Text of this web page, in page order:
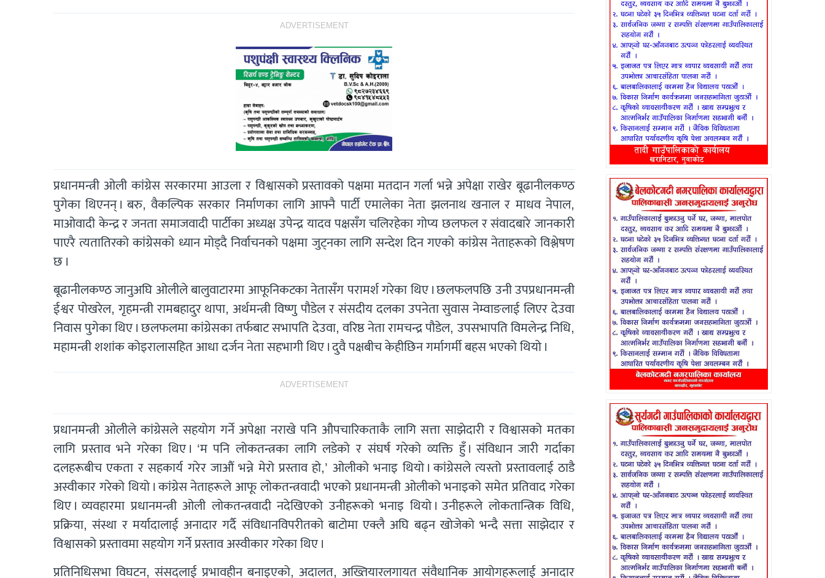
ADVERTISEMENT
प्रधानमन्त्री ओली कांग्रेस सरकारमा आउला र विश्वासको प्रस्तावको पक्षमा मतदान गर्ला भन्ने अपेक्षा राखेर बूढानीलकण्ठ
पुगेका थिएनन् । बरु, वैकल्पिक सरकार निर्माणका लागि आफ्नै पार्टी एमालेका नेता झलनाथ खनाल र माधव नेपाल,
माओवादी केन्द्र र जनता समाजवादी पार्टीका अध्यक्ष उपेन्द्र यादव पक्षसँग चलिरहेका गोप्य छलफल र संवादबारे जानकारी
पाएरै त्यतातिरको कांग्रेसको ध्यान मोड्दै निर्वाचनको पक्षमा जुट्नका लागि सन्देश दिन गएको कांग्रेस नेताहरूको विश्लेषण
छ ।
बूढानीलकण्ठ जानुअघि ओलीले बालुवाटारमा आफूनिकटका नेतासँग परामर्श गरेका थिए । छलफलपछि उनी उपप्रधानमन्त्री
ईश्वर पोखरेल, गृहमन्त्री रामबहादुर थापा, अर्थमन्त्री विष्णु पौडेल र संसदीय दलका उपनेता सुवास नेम्वाङलाई लिएर देउवा
निवास पुगेका थिए । छलफलमा कांग्रेसका तर्फबाट सभापति देउवा, वरिष्ठ नेता रामचन्द्र पौडेल, उपसभापति विमलेन्द्र निधि,
महामन्त्री शशांक कोइरालासहित आधा दर्जन नेता सहभागी थिए । दुवै पक्षबीच केहीछिन गर्मागर्मी बहस भएको थियो ।
ADVERTISEMENT
प्रधानमन्त्री ओलीले कांग्रेसले सहयोग गर्ने अपेक्षा नराखे पनि औपचारिकताकै लागि सत्ता साझेदारी र विश्वासको मतका
लागि प्रस्ताव भने गरेका थिए । ‘म पनि लोकतन्त्रका लागि लडेको र संघर्ष गरेको व्यक्ति हुँ । संविधान जारी गर्दाका
दलहरूबीच एकता र सहकार्य गरेर जाऔं भन्ने मेरो प्रस्ताव हो,’ ओलीको भनाइ थियो । कांग्रेसले त्यस्तो प्रस्तावलाई ठाडै
अस्वीकार गरेको थियो । कांग्रेस नेताहरूले आफू लोकतन्त्रवादी भएको प्रधानमन्त्री ओलीको भनाइको समेत प्रतिवाद गरेका
थिए । व्यवहारमा प्रधानमन्त्री ओली लोकतन्त्रवादी नदेखिएको उनीहरूको भनाइ थियो । उनीहरूले लोकतान्त्रिक विधि,
प्रक्रिया, संस्था र मर्यादालाई अनादार गर्दै संविधानविपरीतको बाटोमा एक्लै अघि बढ्न खोजेको भन्दै सत्ता साझेदार र
विश्वासको प्रस्तावमा सहयोग गर्ने प्रस्ताव अस्वीकार गरेका थिए ।
प्रतिनिधिसभा विघटन, संसद्लाई प्रभावहीन बनाइएको, अदालत, अख्तियारलगायत संवैधानिक आयोगहरूलाई अनादार